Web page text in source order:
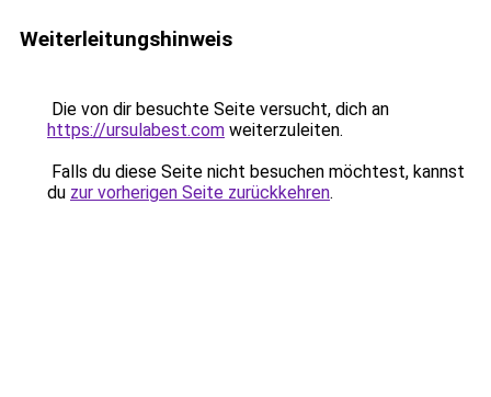
Weiterleitungshinweis
Die von dir besuchte Seite versucht, dich an
https://ursulabest.com weiterzuleiten.
Falls du diese Seite nicht besuchen möchtest, kannst
du zur vorherigen Seite zurückkehren.